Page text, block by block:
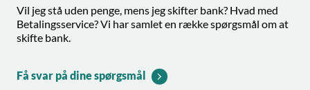
Vil jeg stå uden penge, mens jeg skifter bank? Hvad med
Betalingsservice? Vi har samlet en række spørgsmål om at
skifte bank.
Få svar på dine spørgsmål